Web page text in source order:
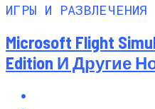
ИГРЫ И РАЗВЛЕЧЕНИЯ
Microsoft Flight
Edition И Другие